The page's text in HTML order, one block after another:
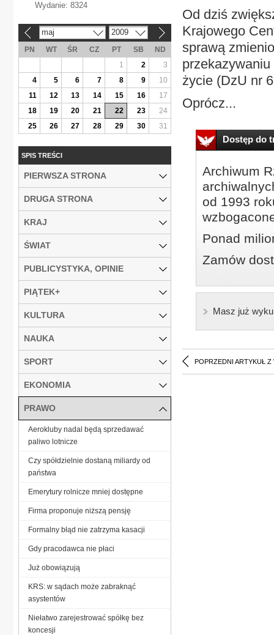
Od dziś
Krajowego
sprawą
życie (DzU nr
Oprócz...
Dostęp do
Archiwum
od 1993
Ponad
Zamów
Masz już
POPRZEDNI ARTYKUŁ Z
Wydanie: 8324
maj 2009
PN WT ŚR CZ PT SB
ND
1
2
3
4
5 6 7 8 9
10
11
12 13 14 15 16
17
18
19 20 21 22 23
24
25
26 27 28 29 30 31
SPIS TREŚCI
PIERWSZA STRONA
DRUGA STRONA
KRAJ
ŚWIAT
PUBLICYSTYKA, OPINIE
PIĄTEK+
KULTURA
NAUKA
SPORT
EKONOMIA
PRAWO
Aerokluby nadal będą sprzedawać
paliwo lotnicze
Czy spółdzielnie dostaną miliardy od
państwa
Emerytury rolnicze mniej dostępne
Firma proponuje niższą pensję
Formalny błąd nie zatrzyma kasacji
Gdy pracodawca nie płaci
Już obowiązują
KRS: w sądach może zabraknąć
asystentów
Niełatwo zarejestrować spółkę bez
koncesji